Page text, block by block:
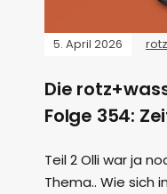
5. April 2026
Die
Folge 354:
Teil 2 Olli war ja
Thema.. Wie sich